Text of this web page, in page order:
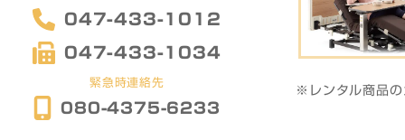
047-433-1012
047-433-1034
緊急時連絡先
080-4375-6233
※レンタル商品の